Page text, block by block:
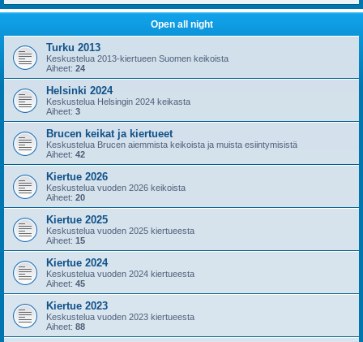
Open all night
Turku 2013
Keskustelua 2013-kiertueen Suomen keikoista
Aiheet: 24
Helsinki 2024
Keskustelua Helsingin 2024 keikasta
Aiheet: 3
Brucen keikat ja kiertueet
Keskustelua Brucen aiemmista keikoista ja muista esiintymisistä
Aiheet: 42
Kiertue 2026
Keskustelua vuoden 2026 keikoista
Aiheet: 20
Kiertue 2025
Keskustelua vuoden 2025 kiertueesta
Aiheet: 15
Kiertue 2024
Keskustelua vuoden 2024 kiertueesta
Aiheet: 45
Kiertue 2023
Keskustelua vuoden 2023 kiertueesta
Aiheet: 88